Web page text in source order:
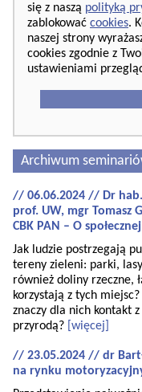
się z naszą polityką
zablokować cookies.
naszej strony
cookies zgodnie z
ustawieniami
Archiwum
// 06.06.2024 // Dr
prof. UW, mgr Tomasz
CBK PAN – O
Jak ludzie postrzegają
tereny zieleni: parki,
również doliny rzeczne,
korzystają z tych
znaczy dla nich kontakt z
przyrodą? [więcej]
// 23.05.2024 // dr
na rynku